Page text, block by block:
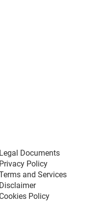
Legal Documents
Privacy Policy
and Services
Disclaimer
Cookies Policy